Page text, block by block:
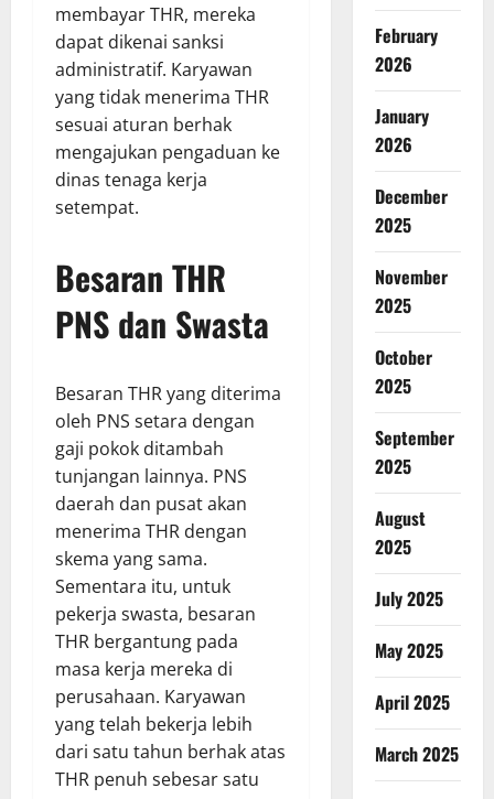
membayar THR, mereka
dapat dikenai sanksi
administratif. Karyawan
yang tidak menerima THR
sesuai aturan berhak
mengajukan pengaduan ke
dinas tenaga kerja
setempat.
Besaran THR
PNS dan Swasta
Besaran THR yang diterima
oleh PNS setara dengan
gaji pokok ditambah
tunjangan lainnya. PNS
daerah dan pusat akan
menerima THR dengan
skema yang sama.
Sementara itu, untuk
pekerja swasta, besaran
THR bergantung pada
masa kerja mereka di
perusahaan. Karyawan
yang telah bekerja lebih
dari satu tahun berhak atas
THR penuh sebesar satu
February
2026
January
2026
December
2025
November
2025
October
2025
September
2025
August
2025
July 2025
May 2025
April 2025
March 2025